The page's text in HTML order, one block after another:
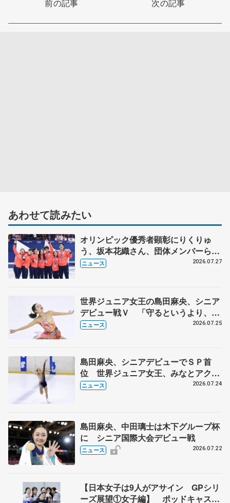
前の記事 次の記事
あわせて読みたい
オリンピック優秀者顕彰にりくりゅ
う、坂本花織さん、団体メンバーら
8月7日に文科省が表彰式、ブルーノ・
ニュース 2026.07.27
世界ジュニア女王の島田麻央、シニア
デビュー戦Ｖ 「守るというより、攻
める」気持ち、みなとアクルス杯
ニュース 2026.07.25
島田麻央、シニアデビューでＳＰ首
位 世界ジュニア女王、みなとアクル
ス杯
ニュース 2026.07.24
島田麻央、中田璃士は木下グループ杯
に シニア国際大会デビュー戦
ニュース 2026.07.22
【日本女子は9人がアサイン GPシリ
ーズ展望①女子編】 ポッドキャスト